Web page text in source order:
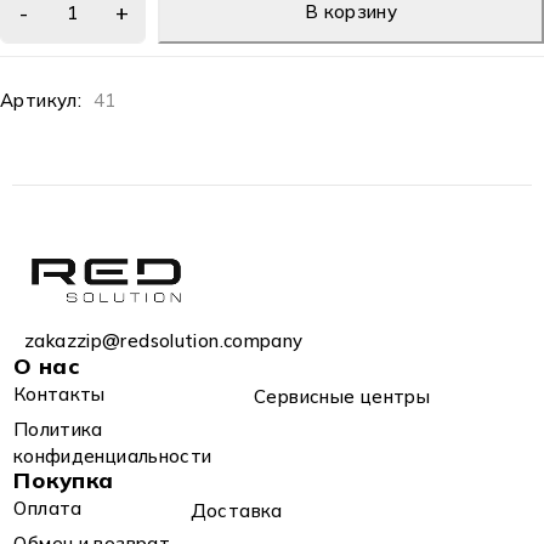
В корзину
Артикул: 41
zakazzip@redsolution.company
О нас
Контакты
Сервисные центры
Политика
конфиденциальности
Покупка
Оплата
Доставка